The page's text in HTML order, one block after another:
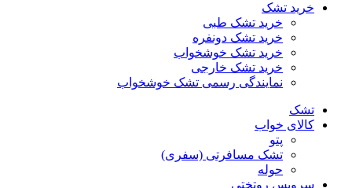
خرید تشک
خرید تشک طبی
خرید تشک دونفره
خرید تشک خوشخواب
خرید تشک خارجی
نمایندگی رسمی تشک خوشخواب
تشک
کالای خواب
پتو
تشک مسافرتی (سفری)
حوله
سرویس روتختی